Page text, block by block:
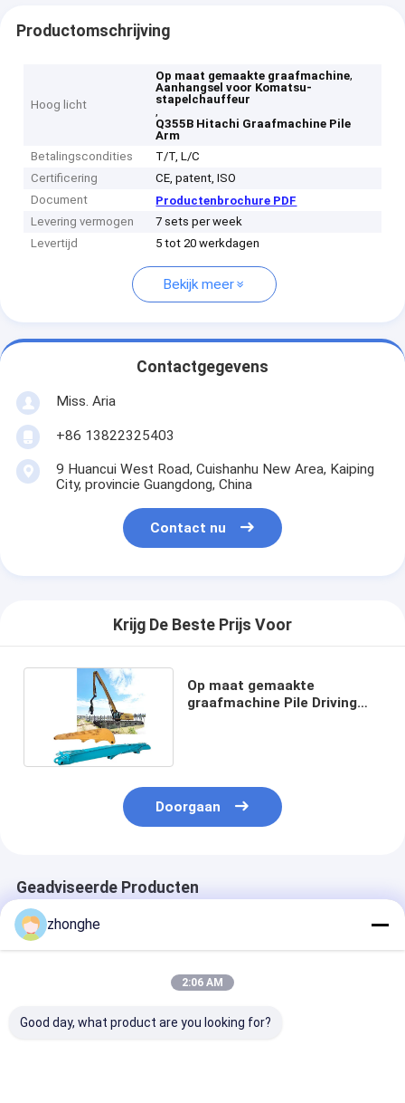
Productomschrijving
Hoog licht
Op maat gemaakte graafmachine,
Aanhangsel voor Komatsu-
stapelchauffeur
,
Q355B Hitachi Graafmachine Pile
Arm
Betalingscondities
T/T, L/C
Certificering
CE, patent, ISO
Document
Productenbrochure PDF
Levering vermogen
7 sets per week
Levertijd
5 tot 20 werkdagen
Bekijk meer
Contactgegevens
Miss. Aria
+86 13822325403
9 Huancui West Road, Cuishanhu New Area, Kaiping
City, provincie Guangdong, China
Contact nu
Krijg De Beste Prijs Voor
Op maat gemaakte
graafmachine Pile Driving
Doorgaan
Geadviseerde Producten
zhonghe
2:06 AM
Good day, what product are you looking for?